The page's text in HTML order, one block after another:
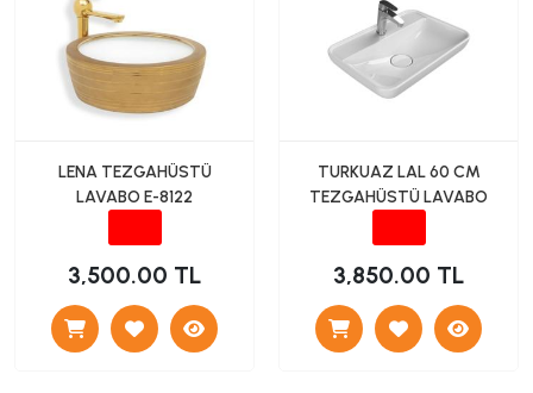
LENA TEZGAHÜSTÜ
LAVABO E-8122
3,500.00 TL
TURKUAZ LAL 60 CM
TEZGAHÜSTÜ LAVABO
3,850.00 TL